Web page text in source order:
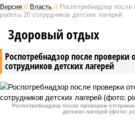
Версия // Власть // Роспотребнадзор после
работы 20 сотрудников детских лагерей
Роспотребнадзор после проверки
сотрудников детских лагерей
Здоровый отдых
Роспотребнадзор после проверки
детских лагерей (фото: